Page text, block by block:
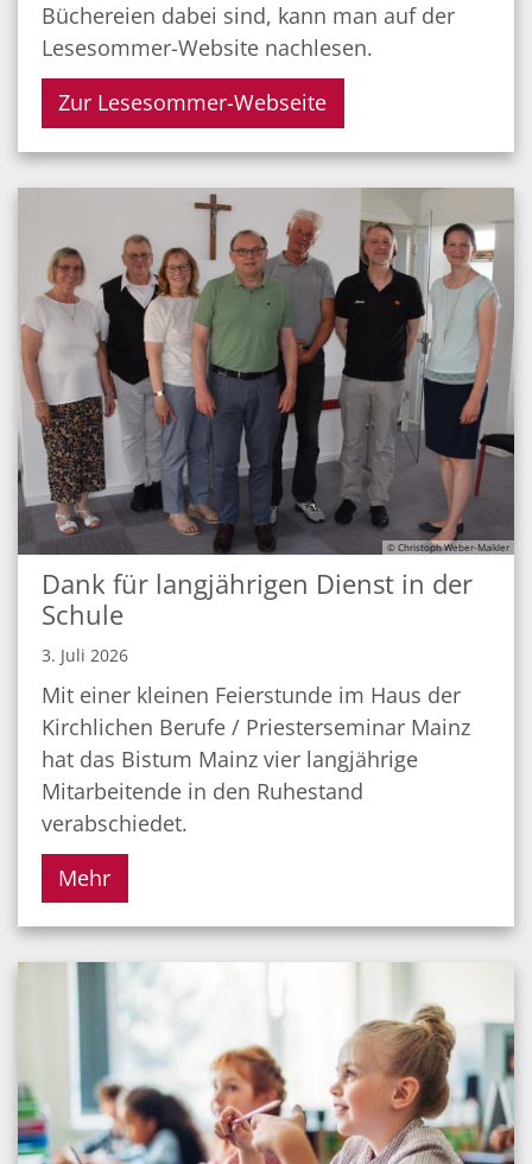
Büchereien dabei sind, kann man auf der
Lesesommer-Website nachlesen.
Zur Lesesommer-Webseite
© Christoph Weber-Maikler
Dank für langjährigen Dienst in der
Schule
3. Juli 2026
Mit einer kleinen Feierstunde im Haus der
Kirchlichen Berufe / Priesterseminar Mainz
hat das Bistum Mainz vier langjährige
Mitarbeitende in den Ruhestand
verabschiedet.
Mehr